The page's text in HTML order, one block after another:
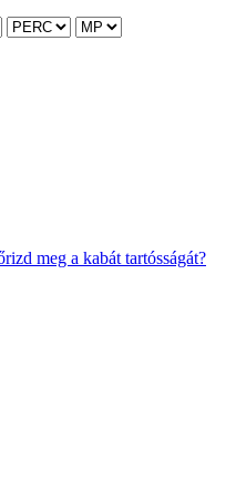
meg a kabát tartósságát?